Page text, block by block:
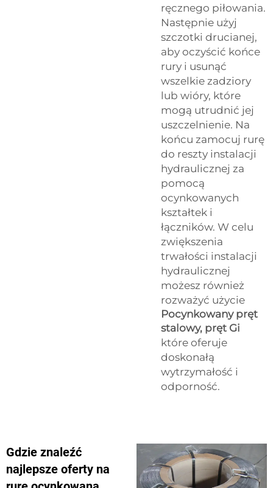
ręcznego piłowania.
Następnie użyj
szczotki drucianej,
aby oczyścić końce
rury i usunąć
wszelkie zadziory
lub wióry, które
mogą utrudnić jej
uszczelnienie. Na
końcu zamocuj rurę
do reszty instalacji
hydraulicznej za
pomocą
ocynkowanych
kształtek i
łączników. W celu
zwiększenia
trwałości instalacji
hydraulicznej
możesz również
rozważyć użycie
Pocynkowany pręt
stalowy, pręt Gi
które oferuje
doskonałą
wytrzymałość i
odporność.
Gdzie znaleźć
najlepsze oferty na